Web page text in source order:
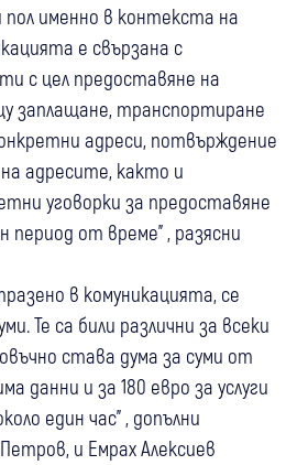
пол именно в контекста на
е свързана с
с цел предоставяне на
заплащане, транспортиране
адреси, потвърждение
адресите, както и
уговорки за предоставяне
период от време" , разясни
в комуникацията, се
Те са били различни за всеки
става дума за суми от
данни и за 180 евро за услуги
един час" , допълни
и Емрах Алексиев